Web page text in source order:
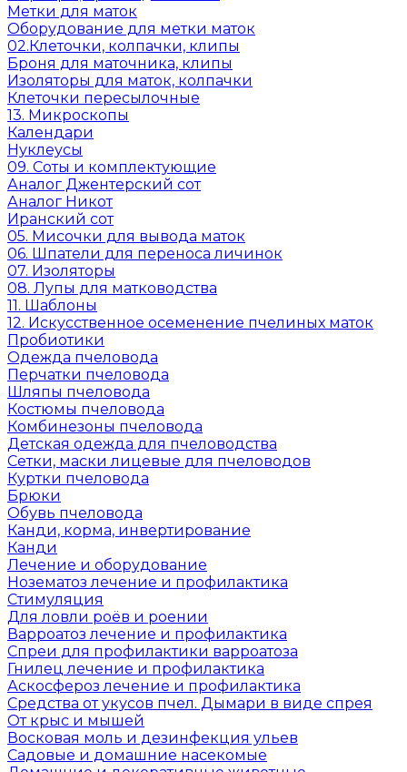
Метки для маток
Оборудование для метки маток
02.Клеточки, колпачки, клипы
Броня для маточника, клипы
Изоляторы для маток, колпачки
Клеточки пересылочные
13. Микроскопы
Календари
Нуклеусы
09. Соты и комплектующие
Аналог Джентерский сот
Аналог Никот
Иранский сот
05. Мисочки для вывода маток
06. Шпатели для переноса личинок
07. Изоляторы
08. Лупы для матководства
11. Шаблоны
12. Искусственное осеменение пчелиных маток
Пробиотики
Одежда пчеловода
Перчатки пчеловода
Шляпы пчеловода
Костюмы пчеловода
Комбинезоны пчеловода
Детская одежда для пчеловодства
Сетки, маски лицевые для пчеловодов
Куртки пчеловода
Брюки
Обувь пчеловода
Канди, корма, инвертирование
Канди
Лечение и оборудование
Нозематоз лечение и профилактика
Стимуляция
Для ловли роёв и роении
Варроатоз лечение и профилактика
Спреи для профилактики варроатоза
Гнилец лечение и профилактика
Аскосфероз лечение и профилактика
Средства от укусов пчел. Дымари в виде спрея
От крыс и мышей
Восковая моль и дезинфекция ульев
Садовые и домашние насекомые